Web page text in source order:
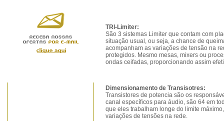
TRI-Limiter:
São 3 sistemas Limiter que contam com
situação usual, ou seja, a chance de
acompanham as variações de tensão na
protegidos. Mesmo mesas, mixers ou
ondas ceifadas, proporcionando assim
Dimensionamento de Transisotres:
Transistores de potencia são os
canal específicos para áudio, são 64 em
que eles trabalham longe do limite
variações de tensões na rede.